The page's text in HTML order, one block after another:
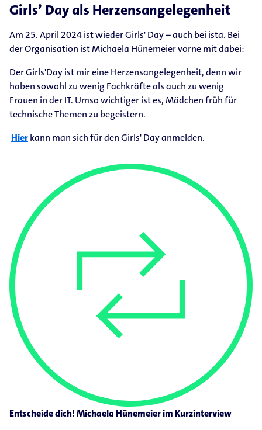
Girls’ Day als Herzensangelegenheit
Am 25. April 2024 ist wieder Girls' Day – auch bei ista. Bei
der Organisation ist Michaela Hünemeier vorne mit dabei:
Der Girls'Day ist mir eine Herzensangelegenheit, denn wir
haben sowohl zu wenig Fachkräfte als auch zu wenig
Frauen in der IT. Umso wichtiger ist es, Mädchen früh für
technische Themen zu begeistern.
Hierkann man sich für den Girls' Day anmelden.
Entscheide dich! Michaela Hünemeier im Kurzinterview